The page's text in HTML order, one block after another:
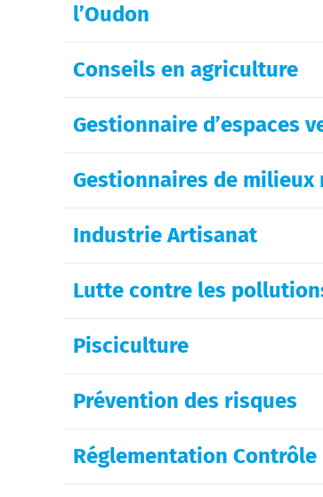
l’Oudon
Conseils en agriculture
Gestionnaire d’espaces
Gestionnaires de milieux
Industrie Artisanat
Lutte contre les
Pisciculture
Prévention des risques
Réglementation Contrôle